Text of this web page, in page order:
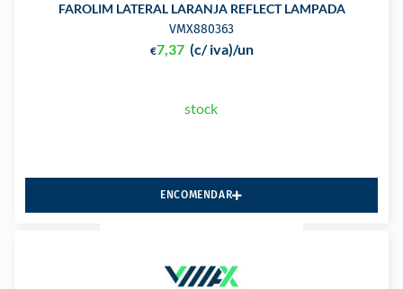
FAROLIM LATERAL LARANJA REFLECT LAMPADA
VMX880363
€7,37 (c/ iva)/un
stock
ENCOMENDAR